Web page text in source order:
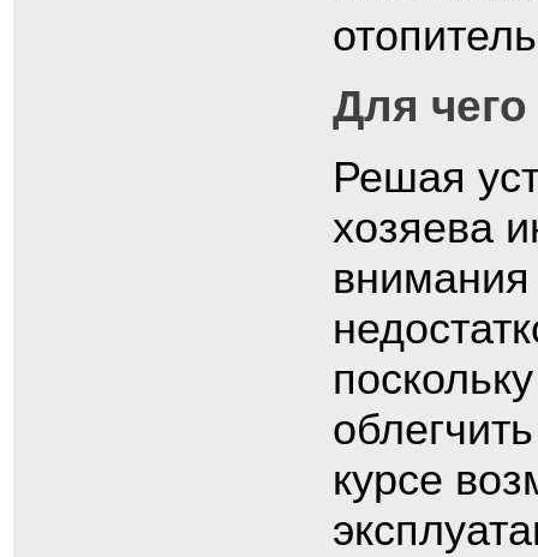
Для
Решая
хозяева
внимания
курсе